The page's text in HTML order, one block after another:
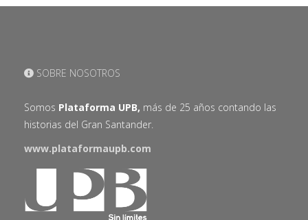
SOBRE NOSOTROS
Somos Plataforma UPB, más de 25 años contando las
historias del Gran Santander.
www.plataformaupb.com